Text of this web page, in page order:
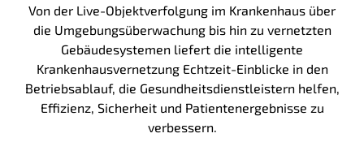
Von der Live-Objektverfolgung im Krankenhaus über
die Umgebungsüberwachung bis hin zu vernetzten
Gebäudesystemen liefert die intelligente
Krankenhausvernetzung Echtzeit-Einblicke in den
Betriebsablauf, die Gesundheitsdienstleistern helfen,
Effizienz, Sicherheit und Patientenergebnisse zu
verbessern.